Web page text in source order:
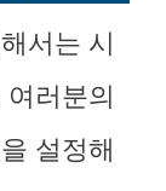
서는 시
러분의
설정해